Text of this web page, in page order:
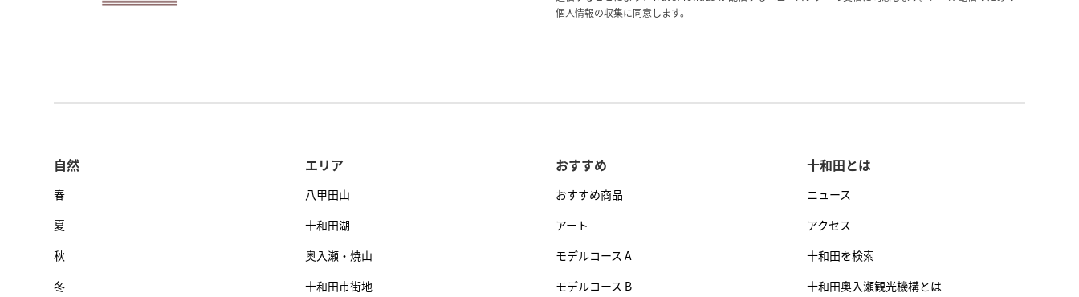
個人情報の収集に同意します。
自然
春
夏
秋
冬
エリア
八甲田山
十和田湖
奥入瀬・焼山
十和田市街地
おすすめ
おすすめ商品
アート
モデルコース A
モデルコース B
十和田とは
ニュース
アクセス
十和田を検索
十和田奥入瀬観光機構とは